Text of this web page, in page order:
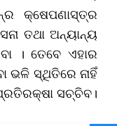
କ୍ଷେପଣାସ୍ତ୍ର
ତଥା ଅନ୍ୟାନ୍ୟ
। ତେବେ ଏହାର
ଭଳି ସ୍ଥିତିରେ ନାହିଁ
ସଚ୍ଚିବ।